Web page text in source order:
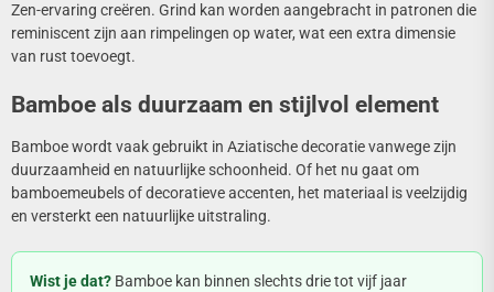
Zen-ervaring creëren. Grind kan worden aangebracht in patronen die
reminiscent zijn aan rimpelingen op water, wat een extra dimensie
van rust toevoegt.
Bamboe als duurzaam en stijlvol element
Bamboe wordt vaak gebruikt in Aziatische decoratie vanwege zijn
duurzaamheid en natuurlijke schoonheid. Of het nu gaat om
bamboemeubels of decoratieve accenten, het materiaal is veelzijdig
en versterkt een natuurlijke uitstraling.
Wist je dat? Bamboe kan binnen slechts drie tot vijf jaar